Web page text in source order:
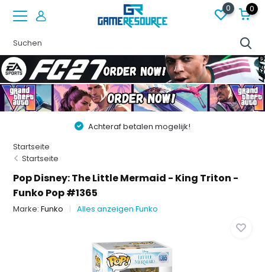
0 0
Achteraf betalen mogelijk!
Startseite
Startseite
Pop Disney: The Little Mermaid - King Triton -
Funko Pop #1365
Marke:Funko Alles anzeigen Funko